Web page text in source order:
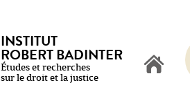
INSTITUT
ROBERT BADINTER
Études et recherches
sur le droit et la justice